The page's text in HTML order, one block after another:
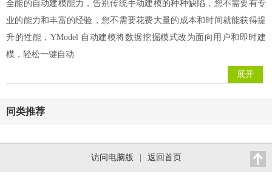
全能的自动建模能力，告别传统手动建模的种种缺陷，您不需要有专
业的能力和丰富的经验，您不需要花费大量的成本和时间就能获得提
升的性能，YModel 自动建模将数据挖掘模式改为面向用户和即时建
模，轻松一键自动
展开
同类推荐
访问电脑版 返回首页